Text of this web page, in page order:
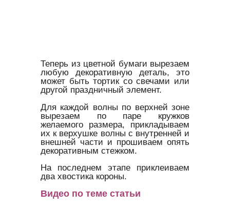
Теперь из цветной бумаги вырезаем
любую декоративную деталь, это
может быть тортик со свечами или
другой праздничный элемент.
Для каждой волны по верхней зоне
вырезаем по паре кружков
желаемого размера, прикладываем
их к верхушке волны с внутренней и
внешней части и прошиваем опять
декоративным стежком.
На последнем этапе приклеиваем
два хвостика короны.
Видео по теме статьи